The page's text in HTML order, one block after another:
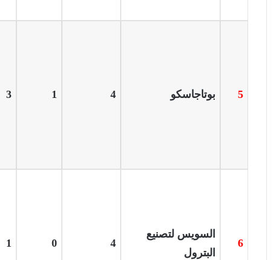
5 بوتاجاسكو 4
1
3
6
السويس لتصنيع
البترول
4
0
1